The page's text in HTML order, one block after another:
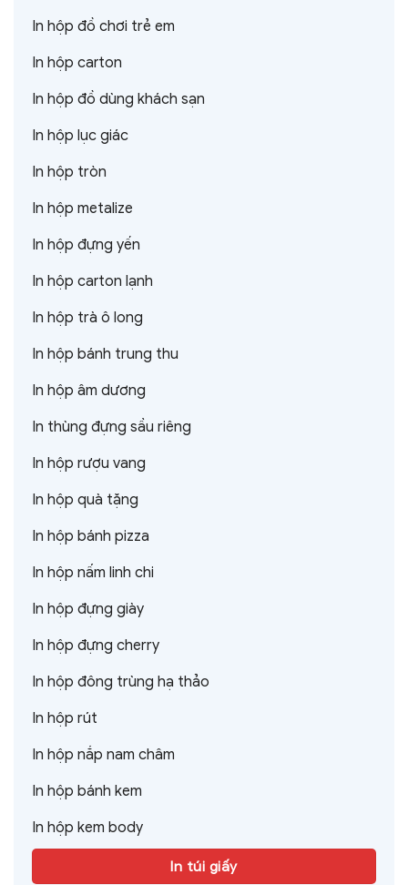
In hộp đồ chơi trẻ em
In hộp carton
In hộp đồ dùng khách sạn
In hộp lục giác
In hộp tròn
In hộp metalize
In hộp đựng yến
In hộp carton lạnh
In hộp trà ô long
In hộp bánh trung thu
In hộp âm dương
In thùng đựng sầu riêng
In hộp rượu vang
In hộp quà tặng
In hộp bánh pizza
In hộp nấm linh chi
In hộp đựng giày
In hộp đựng cherry
In hộp đông trùng hạ thảo
In hộp rút
In hộp nắp nam châm
In hộp bánh kem
In hộp kem body
In túi giấy